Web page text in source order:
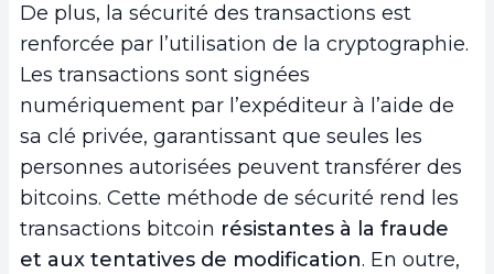
De plus, la sécurité des transactions est
renforcée par l’utilisation de la cryptographie.
Les transactions sont signées
numériquement par l’expéditeur à l’aide de
sa clé privée, garantissant que seules les
personnes autorisées peuvent transférer des
bitcoins. Cette méthode de sécurité rend les
transactions bitcoin résistantes à la fraude
et aux tentatives de modification. En outre,